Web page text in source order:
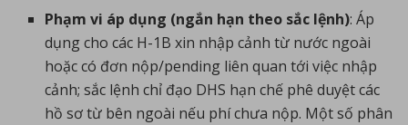
Phạm vi áp dụng (ngắn hạn theo sắc lệnh): Áp
dụng cho các H-1B xin nhập cảnh từ nước ngoài
hoặc có đơn nộp/pending liên quan tới việc nhập
cảnh; sắc lệnh chỉ đạo DHS hạn chế phê duyệt các
hồ sơ từ bên ngoài nếu phí chưa nộp. Một số phân